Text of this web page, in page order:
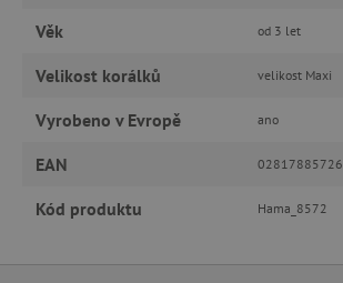
Věk od 3 let
Velikost korálků velikost Maxi
Vyrobeno v Evropě ano
EAN
Kód produktu Hama_8572
Funkční soubory
Nezbytně nutné soubory cookie umožňují
přihlášení uživatele a správa účtu.
stránky nelze bez nezbytně nutných